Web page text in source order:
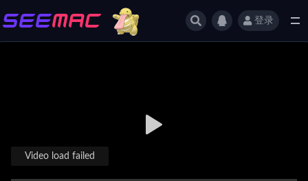
登录
Video load failed